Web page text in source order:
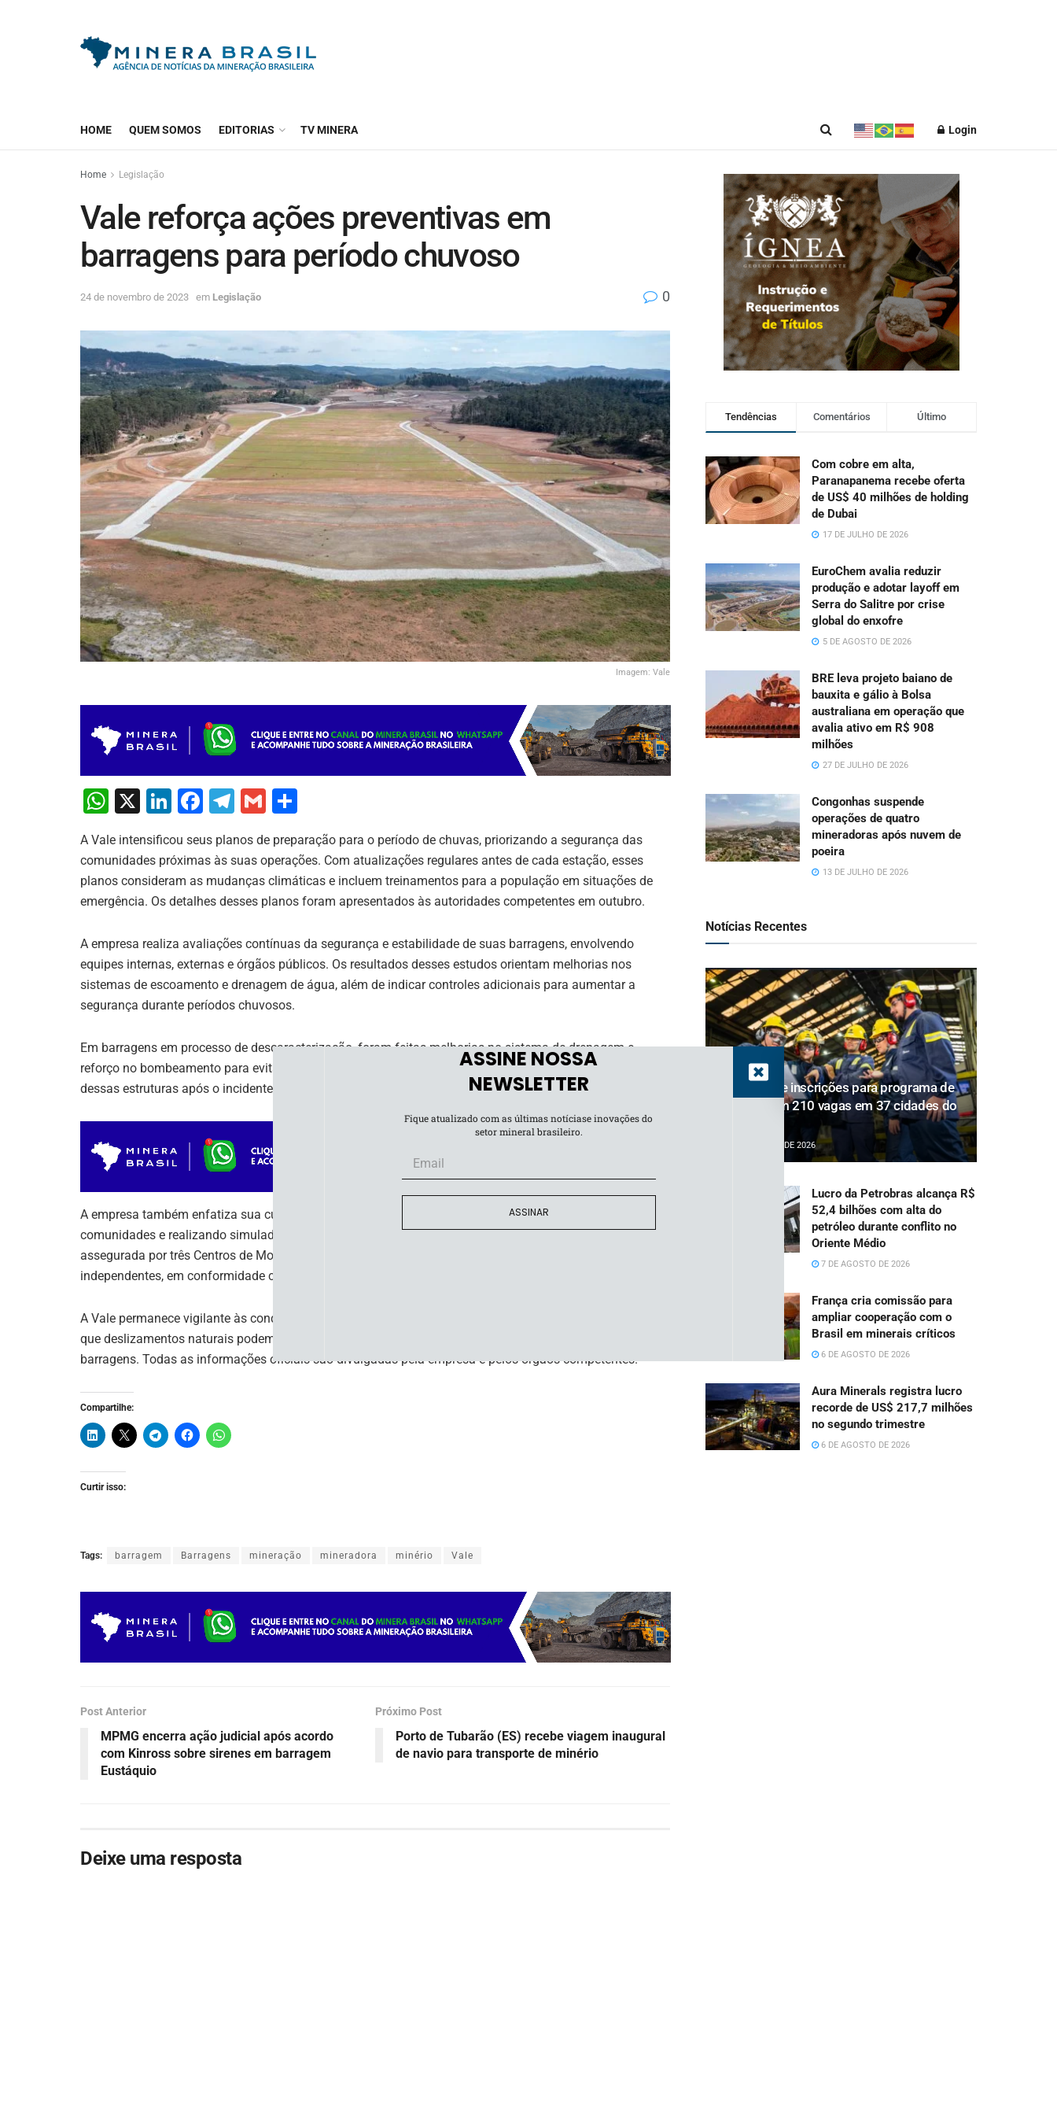
HOME QUEM SOMOS EDITORIAS TV MINERA Login
Home Legislação
Vale reforça ações preventivas em
barragens para período chuvoso
24 de novembro de 2023 em Legislação 0
Imagem: Vale
W
at
s
A
p
X
Li
k
e
dI
F
c
e
b
o
k
T
e
gr
a
G
ai
l
ar
e
A Vale intensificou seus planos de preparação para o período de chuvas, priorizando a segurança das
comunidades próximas às suas operações. Com atualizações regulares antes de cada estação, esses
planos consideram as mudanças climáticas e incluem treinamentos para a população em situações de
emergência. Os detalhes desses planos foram apresentados às autoridades competentes em outubro.
A empresa realiza avaliações contínuas da segurança e estabilidade de suas barragens, envolvendo
equipes internas, externas e órgãos públicos. Os resultados desses estudos orientam melhorias nos
sistemas de escoamento e drenagem de água, além de indicar controles adicionais para aumentar a
segurança durante períodos chuvosos.
Em barragens em processo de descaracterização, foram feitas melhorias no sistema de drenagem e
reforço no bombeamento para evitar acúmulo de água. A Vale comprometeu-se com a descaracterização
dessas estruturas após o incidente em Brumadinho, e mais de 40% das previstas já foram concluídas.
A empresa também enfatiza sua cultura de prevenção, conduzindo treinamentos periódicos nas
comunidades e realizando simulados de emergência. A monitorização constante das barragens é
assegurada por três Centros de Monitoramento Geotécnico, inspeções regulares e auditorias
independentes, em conformidade com os Termos de Compromisso com o Ministério Público.
A Vale permanece vigilante às condições climáticas, adotando medidas conforme necessário, e destaca
que deslizamentos naturais podem ocorrer durante o período chuvoso, sendo distintos de rompimentos de
barragens. Todas as informações oficiais são divulgadas pela empresa e pelos órgãos competentes.
Compartilhe:
Curtir isso:
Tags: barragem Barragens mineração mineradora minério Vale
Post Anterior
MPMG encerra ação judicial após acordo
com Kinross sobre sirenes em barragem
Eustáquio
Próximo Post
Porto de Tubarão (ES) recebe viagem inaugural
de navio para transporte de minério
Deixe uma resposta
Tendências Comentários Último
Com cobre em alta,
Paranapanema recebe oferta
de US$ 40 milhões de holding
de Dubai
17 DE JULHO DE 2026
EuroChem avalia reduzir
produção e adotar layoff em
Serra do Salitre por crise
global do enxofre
5 DE AGOSTO DE 2026
BRE leva projeto baiano de
bauxita e gálio à Bolsa
australiana em operação que
avalia ativo em R$ 908
milhões
27 DE JULHO DE 2026
Congonhas suspende
operações de quatro
mineradoras após nuvem de
poeira
13 DE JULHO DE 2026
Notícias Recentes
Gerdau abre inscrições para programa de
estágio com 210 vagas em 37 cidades do
7 DE AGOSTO DE 2026
Lucro da Petrobras alcança R$
52,4 bilhões com alta do
petróleo durante conflito no
Oriente Médio
7 DE AGOSTO DE 2026
França cria comissão para
ampliar cooperação com o
Brasil em minerais críticos
6 DE AGOSTO DE 2026
Aura Minerals registra lucro
recorde de US$ 217,7 milhões
no segundo trimestre
6 DE AGOSTO DE 2026
ASSINE NOSSA
NEWSLETTER
Fique atualizado com as últimas notíciase inovações do
setor mineral brasileiro.
ASSINAR